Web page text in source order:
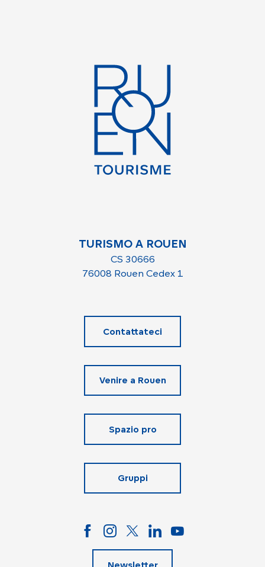
TURISMO A ROUEN
CS 30666
76008 Rouen Cedex 1
Contattateci
Venire a Rouen
Spazio pro
Gruppi
Newsletter